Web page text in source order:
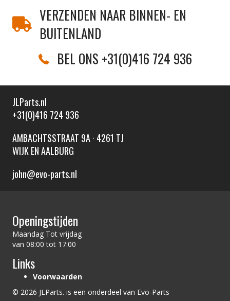
VERZENDEN NAAR BINNEN- EN
BUITENLAND
BEL ONS +31(0)416 724 936
JLParts.nl
+31(0)416 724 936
AMBACHTSSTRAAT 9A · 4261 TJ
WIJK EN AALBURG
john@evo-parts.nl
Openingstijden
Maandag Tot vrijdag
van 08:00 tot 17:00
Links
Voorwaarden
© 2026 JLParts. is een onderdeel van Evo-Parts